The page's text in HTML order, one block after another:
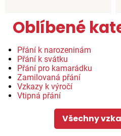
Oblíbené
Přání k narozeninám
Přání k svátku
Přání pro kamarádku
Zamilovaná přání
Vzkazy k výročí
Vtipná přání
Všechny